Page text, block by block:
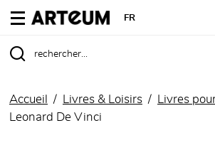
ARTEUM, la référence des
FR
Accueil Livres & Loisirs
Livres
Leonard De Vinci